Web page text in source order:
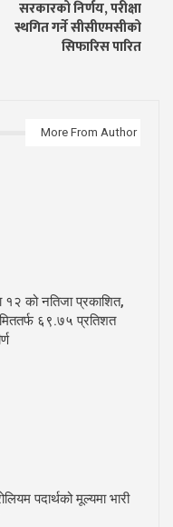
सरकारको निर्णय, परीक्षा
स्थगित गर्ने सीसीएमसीको
सिफारिस पारित
More From Author
१२ को नतिजा प्रकाशित,
६९.७५ प्रतिशत
पदार्थको मूल्यमा भारी